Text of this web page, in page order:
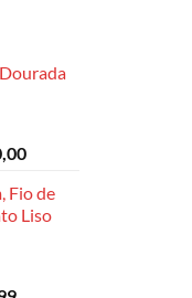
Faixa
preço:
R$ 3,49
Fio de
Liso
Faixa